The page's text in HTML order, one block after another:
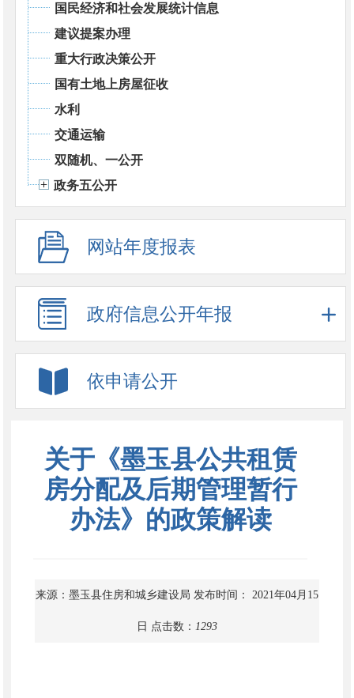
国民经济和社会发展统计信息
建议提案办理
重大行政决策公开
国有土地上房屋征收
水利
交通运输
双随机、一公开
政务五公开
网站年度报表
政府信息公开年报
依申请公开
关于《墨玉县公共租赁
房分配及后期管理暂行
办法》的政策解读
来源：墨玉县住房和城乡建设局 发布时间： 2021年04月15
日 点击数： 1293